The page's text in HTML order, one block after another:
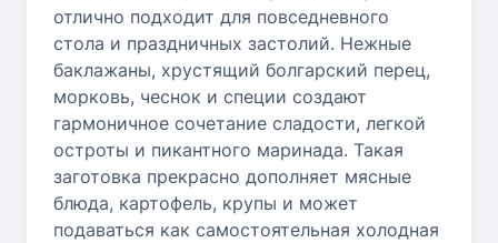
отлично подходит для повседневного
стола и праздничных застолий. Нежные
баклажаны, хрустящий болгарский перец,
морковь, чеснок и специи создают
гармоничное сочетание сладости, легкой
остроты и пикантного маринада. Такая
заготовка прекрасно дополняет мясные
блюда, картофель, крупы и может
подаваться как самостоятельная холодная